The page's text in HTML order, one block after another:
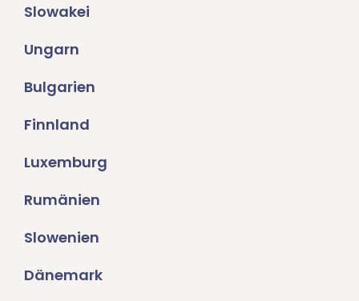
Slowakei
Ungarn
Bulgarien
Finnland
Luxemburg
Rumänien
Slowenien
Dänemark